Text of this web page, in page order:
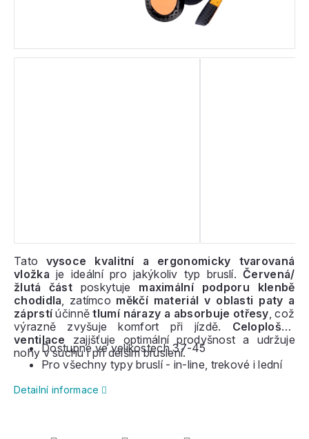
Tato vysoce kvalitní a ergonomicky tvarovaná
vložka je ideální pro jakýkoliv typ bruslí.Červená/
žlutá část poskytuje maximální podporu klenbě
chodidla, zatímco měkčí materiál v oblasti paty a
záprstí účinnětlumí nárazy a absorbuje otřesy, což
výrazně zvyšuje komfort při jízdě. Celoplošná
ventilace zajišťuje optimální prodyšnost a udržuje
nohy v suchu i při delším bruslení.
Dostupné ve velikostech 37-45
Pro všechny typy bruslí - in-line, trekové i lední
Detailní informace